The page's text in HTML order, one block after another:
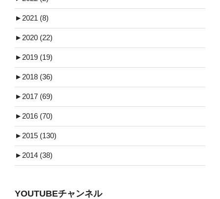
►2021 (8)
►2020 (22)
►2019 (19)
►2018 (36)
►2017 (69)
►2016 (70)
►2015 (130)
►2014 (38)
YOUTUBEチャンネル